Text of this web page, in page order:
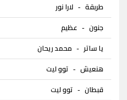
طربقة - لارا نور
جنون - عظيم
يا ساتر - محمد ريحان
هنعيش - توو ليت
قبطان - توو ليت